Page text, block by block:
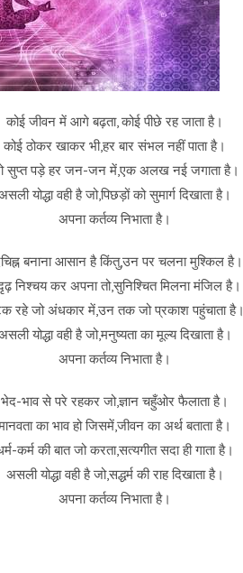
कोई जीवन में आगे बढ़ता, कोई पीछे रह जाता है।
कोई ठोकर खाकर भी,हर बार संभल नहीं पाता है।
सुप्त पड़े हर जन-जन में,एक अलख नई जगाता है।
योद्धा वही है जो,पिछड़ों को सुमार्ग दिखाता है।
अपना कर्तव्य निभाता है।
बनाना आसान है किंतु,उन पर चलना मुश्किल है।
निश्चय कर अपना तो,सुनिश्चित मिलना मंजिल है।
रहे जो अंधकार में,उन तक जो प्रकाश पहुंचाता है।
योद्धा वही है जो,मनुष्यता का मूल्य दिखाता है।
अपना कर्तव्य निभाता है।
भेद-भाव से परे रहकर जो,ज्ञान चहुँओर फैलाता है।
का भाव हो जिसमें,जीवन का अर्थ बताता है।
कर्म की बात जो करता,सत्यगीत सदा ही गाता है।
असली योद्धा वही है जो,सद्धर्म की राह दिखाता है।
अपना कर्तव्य निभाता है।